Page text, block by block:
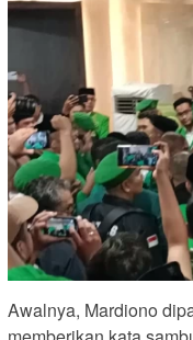
Awalnya, Mardiono